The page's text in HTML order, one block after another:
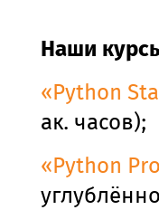
Наши
«Python
ак. часов);
«Python